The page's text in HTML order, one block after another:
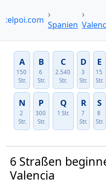
Spanien
A
150
Str.
B
6
Str.
C
2.540
Str.
D
3
Str.
E
15
Str.
N
2
Str.
P
300
Str.
Q
1 Str.
R
7
Str.
S
8
Str.
6 Straßen
Valencia